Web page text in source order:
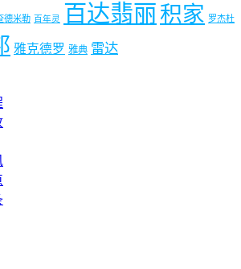
德米勒 百年灵 百达翡丽积家 罗杰杜
雅克德罗 雅典 雷达